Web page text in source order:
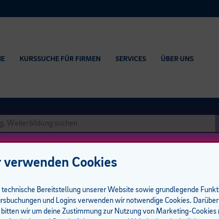
KURSSUCHE FÜR FIRMEN SERVICES ÜBER UNS
UE
Cookies
technische Bereitstellung unserer Website sowie grundlegende
und Logins verwenden wir notwendige Cookies. Darüber
bitten wir um deine Zustimmung zur Nutzung von Marketing-Cookies